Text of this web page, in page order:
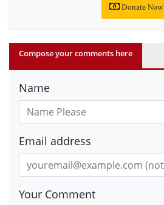
Donate Now
Compose your comments here
Name
Email address
Your Comment